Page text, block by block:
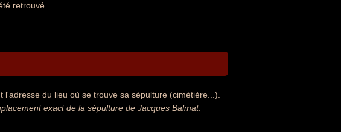
retrouvé.
du lieu où se trouve sa sépulture (cimétière...).
exact de la sépulture de Jacques Balmat.